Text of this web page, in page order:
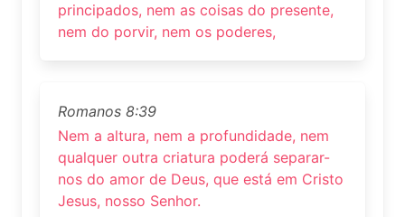
principados, nem as coisas do presente,
nem do porvir, nem os poderes,
Romanos 8:39
Nem a altura, nem a profundidade, nem
qualquer outra criatura poderá separar-
nos do amor de Deus, que está em Cristo
Jesus, nosso Senhor.